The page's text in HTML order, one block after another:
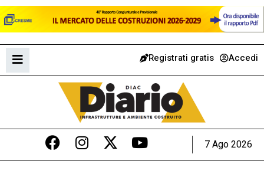
Registrati gratis Accedi
7 Ago 2026